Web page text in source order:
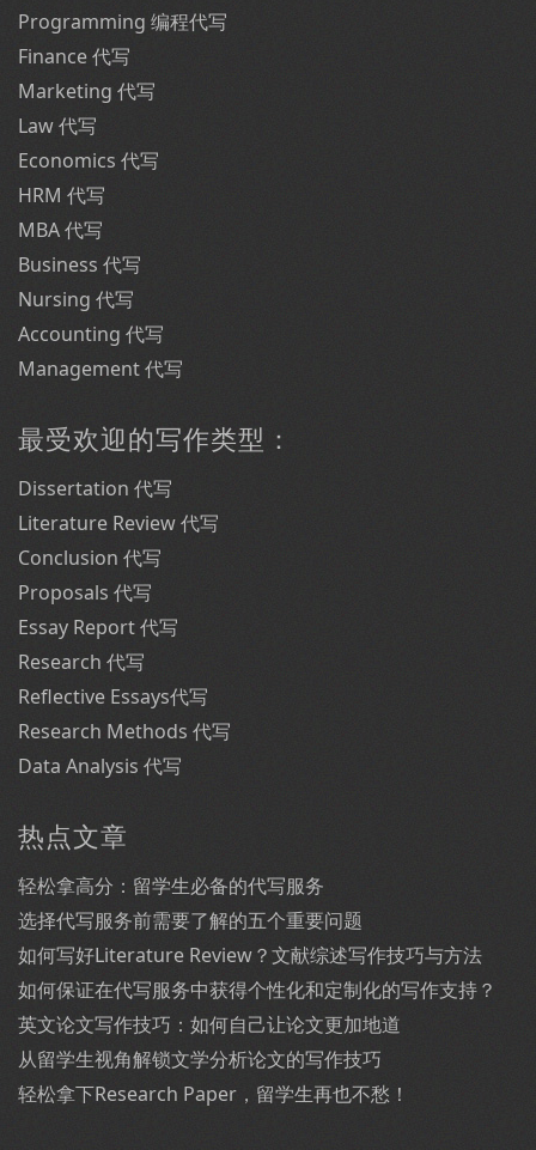
Programming 编程代写
Finance 代写
Marketing 代写
Law 代写
Economics 代写
HRM 代写
MBA 代写
Business 代写
Nursing 代写
Accounting 代写
Management 代写
最受欢迎的写作类型：
Dissertation 代写
Literature Review 代写
Conclusion 代写
Proposals 代写
Essay Report 代写
Research 代写
Reflective Essays代写
Research Methods 代写
Data Analysis 代写
热点文章
轻松拿高分：留学生必备的代写服务
选择代写服务前需要了解的五个重要问题
如何写好Literature Review？文献综述写作技巧与方法
如何保证在代写服务中获得个性化和定制化的写作支持？
英文论文写作技巧：如何自己让论文更加地道
从留学生视角解锁文学分析论文的写作技巧
轻松拿下Research Paper，留学生再也不愁！